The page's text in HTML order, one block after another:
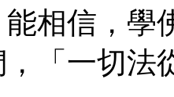
相信，學
「一切法